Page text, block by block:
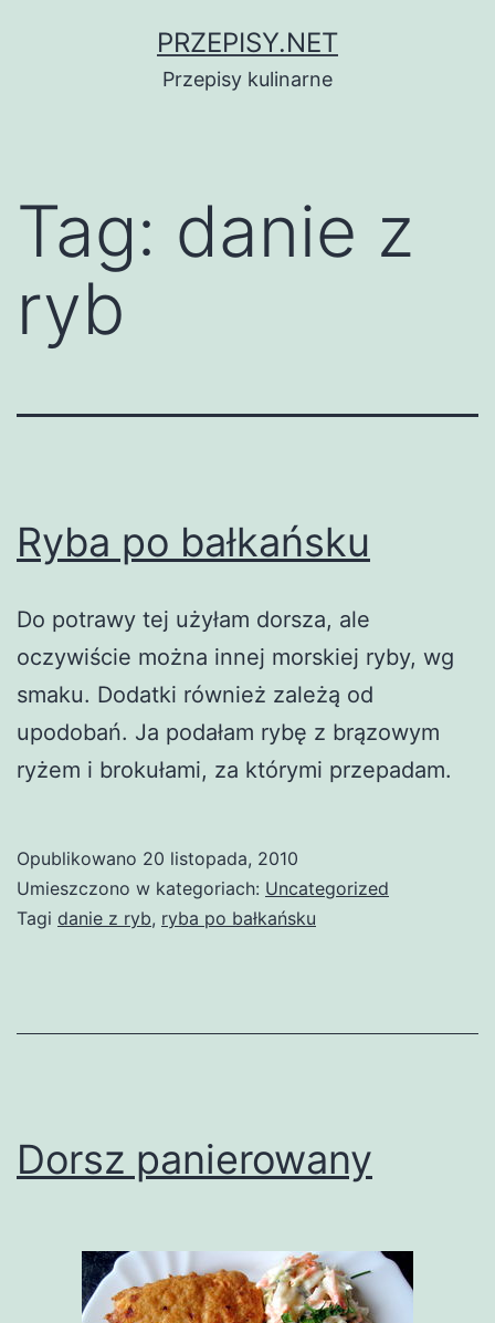
PRZEPISY.NET
Przepisy kulinarne
Tag: danie z
ryb
Ryba po bałkańsku
Do potrawy tej użyłam dorsza, ale
oczywiście można innej morskiej ryby, wg
smaku. Dodatki również zależą od
upodobań. Ja podałam rybę z brązowym
ryżem i brokułami, za którymi przepadam.
Opublikowano 20 listopada, 2010
Umieszczono w kategoriach: Uncategorized
Tagi danie z ryb, ryba po bałkańsku
Dorsz panierowany